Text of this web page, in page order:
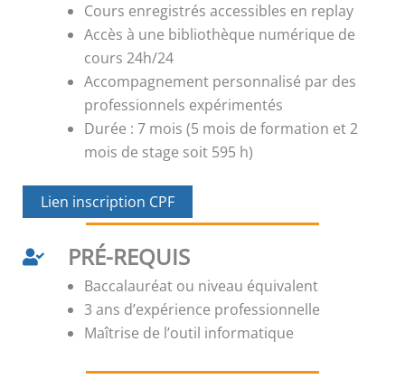
Cours enregistrés accessibles en replay
Accès à une bibliothèque numérique de
cours 24h/24
Accompagnement personnalisé par des
professionnels expérimentés
Durée : 7 mois (5 mois de formation et 2
mois de stage soit 595 h)
Lien inscription CPF
PRÉ-REQUIS
Baccalauréat ou niveau équivalent
3 ans d’expérience professionnelle
Maîtrise de l’outil informatique